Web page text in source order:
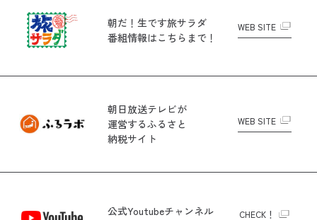
朝だ！生です旅サラダ
番組情報はこちらまで！
WEB SITE
朝日放送テレビが
運営するふるさと
納税サイト
WEB SITE
公式Youtubeチャンネル
CHECK！